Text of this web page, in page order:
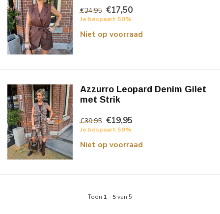
€34,95 €17,50
Je bespaart 50%
Niet op voorraad
Azzurro Leopard Denim Gilet
met Strik
€39,95 €19,95
Je bespaart 50%
Niet op voorraad
Toon 1 - 5van 5